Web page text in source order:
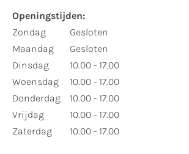
Openingstijden:​
​Zondag
Maandag
Dinsdag
Woensdag
Donderdag
Vrijdag
Zaterdag
Gesloten
Gesloten
10.00 - 17.00
10.00 - 17.00
10.00 - 17.00
10.00 - 17.00
10.00 - 17.00